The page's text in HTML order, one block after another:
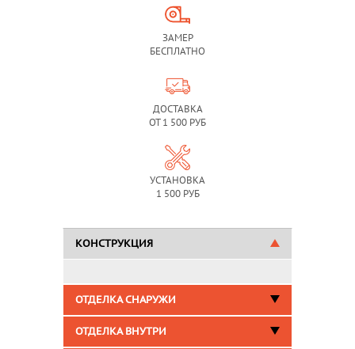
ЗАМЕР
БЕСПЛАТНО
ДОСТАВКА
ОТ 1 500 РУБ
УСТАНОВКА
1 500 РУБ
КОНСТРУКЦИЯ
ОТДЕЛКА СНАРУЖИ
ОТДЕЛКА ВНУТРИ